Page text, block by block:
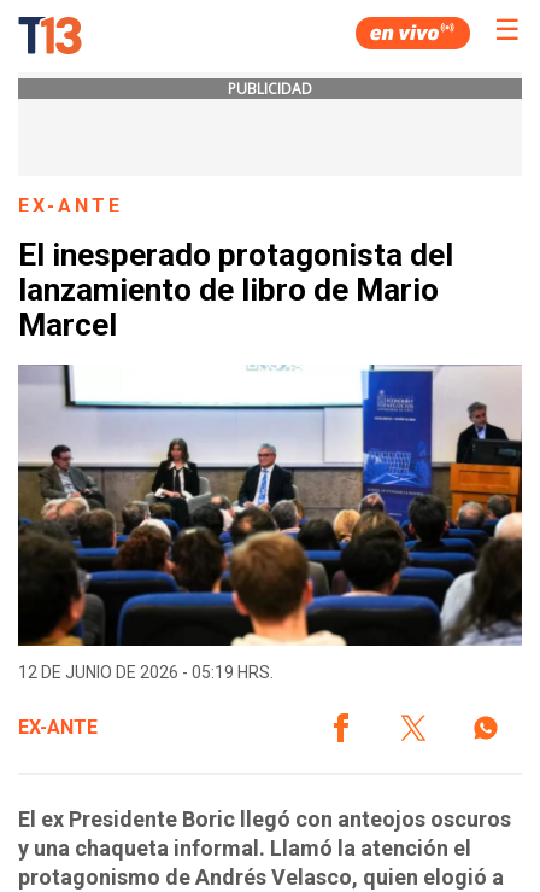
☰
PUBLICIDAD
EX-ANTE
El inesperado protagonista del
lanzamiento de libro de Mario
Marcel
12 DE JUNIO DE 2026 - 05:19 HRS.
EX-ANTE
El ex Presidente Boric llegó con anteojos oscuros
y una chaqueta informal. Llamó la atención el
protagonismo de Andrés Velasco, quien elogió a